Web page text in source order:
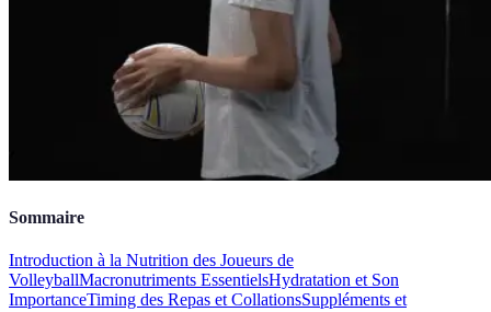
Sommaire
Introduction à la Nutrition des Joueurs de
VolleyballMacronutriments EssentielsHydratation et Son
ImportanceTiming des Repas et CollationsSuppléments et